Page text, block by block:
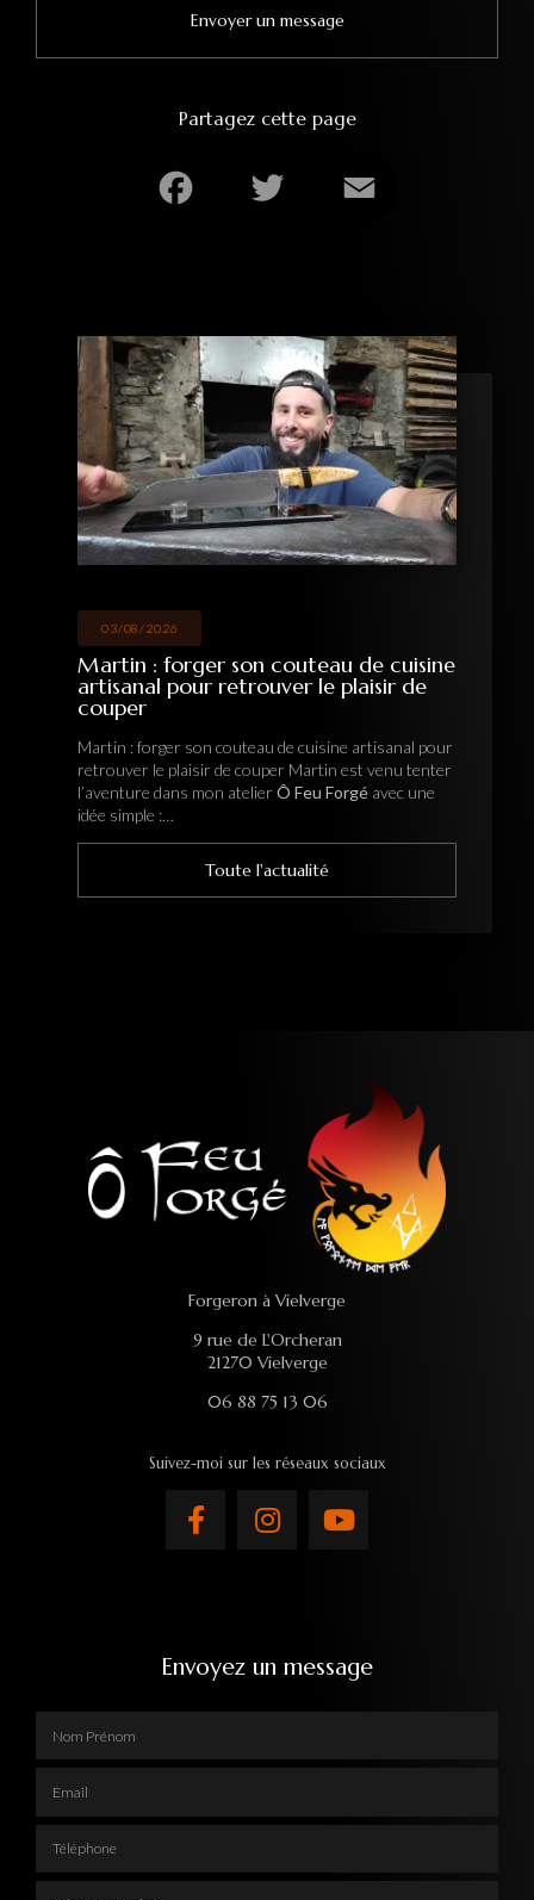
Envoyer un message
Partagez cette page
03/08/2026
Martin : forger son couteau de cuisine
artisanal pour retrouver le plaisir de
couper
Martin : forger son couteau de cuisine artisanal pour
retrouver le plaisir de couper Martin est venu tenter
l’aventure dans mon atelierÔ Feu Forgé avec une
idée simple :…
Toute l'actualité
Forgeron à Vielverge
9 rue de L'Orcheran
21270 Vielverge
06 88 75 13 06
Suivez-moi sur les réseaux sociaux
Envoyez un message